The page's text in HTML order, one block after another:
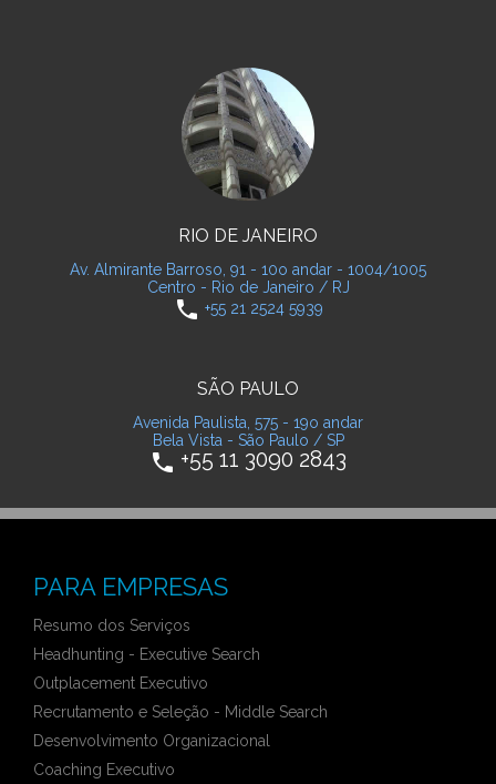
RIO DE JANEIRO
Av. Almirante Barroso, 91 - 10o andar - 1004/1005
Centro - Rio de Janeiro / RJ
phone +55 21 2524 5939
SÃO PAULO
Avenida Paulista, 575 - 19o andar
Bela Vista - São Paulo / SP
phone +55 11 3090 2843
PARA EMPRESAS
Resumo dos Serviços
Headhunting - Executive Search
Outplacement Executivo
Recrutamento e Seleção - Middle Search
Desenvolvimento Organizacional
Coaching Executivo